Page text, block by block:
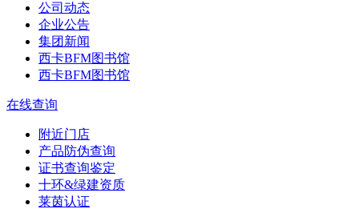
公司动态
企业公告
集团新闻
西卡BFM图书馆
西卡BFM图书馆
在线查询
附近门店
产品防伪查询
证书查询鉴定
十环&绿建资质
莱茵认证